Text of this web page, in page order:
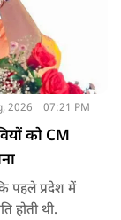
2026 07:21 PM
को CM
पहले प्रदेश में
होती थी.